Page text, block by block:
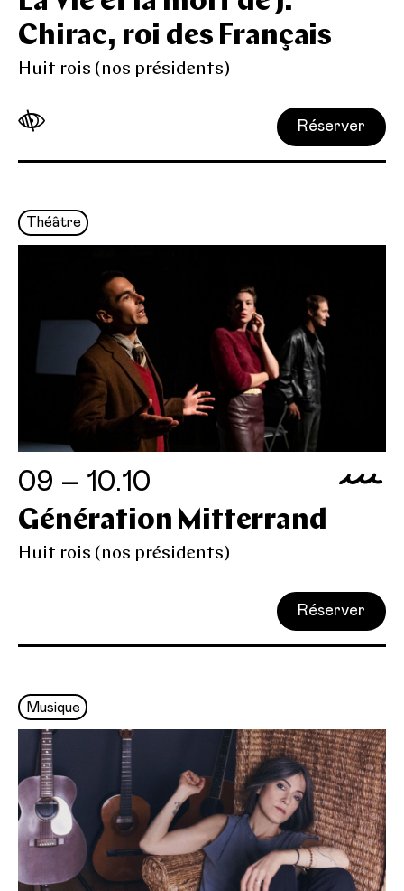
Chirac, roi des Français
Huit rois (nos présidents)
Réserver
Théâtre
09 – 10.10
Génération Mitterrand
Huit rois (nos présidents)
Réserver
Musique